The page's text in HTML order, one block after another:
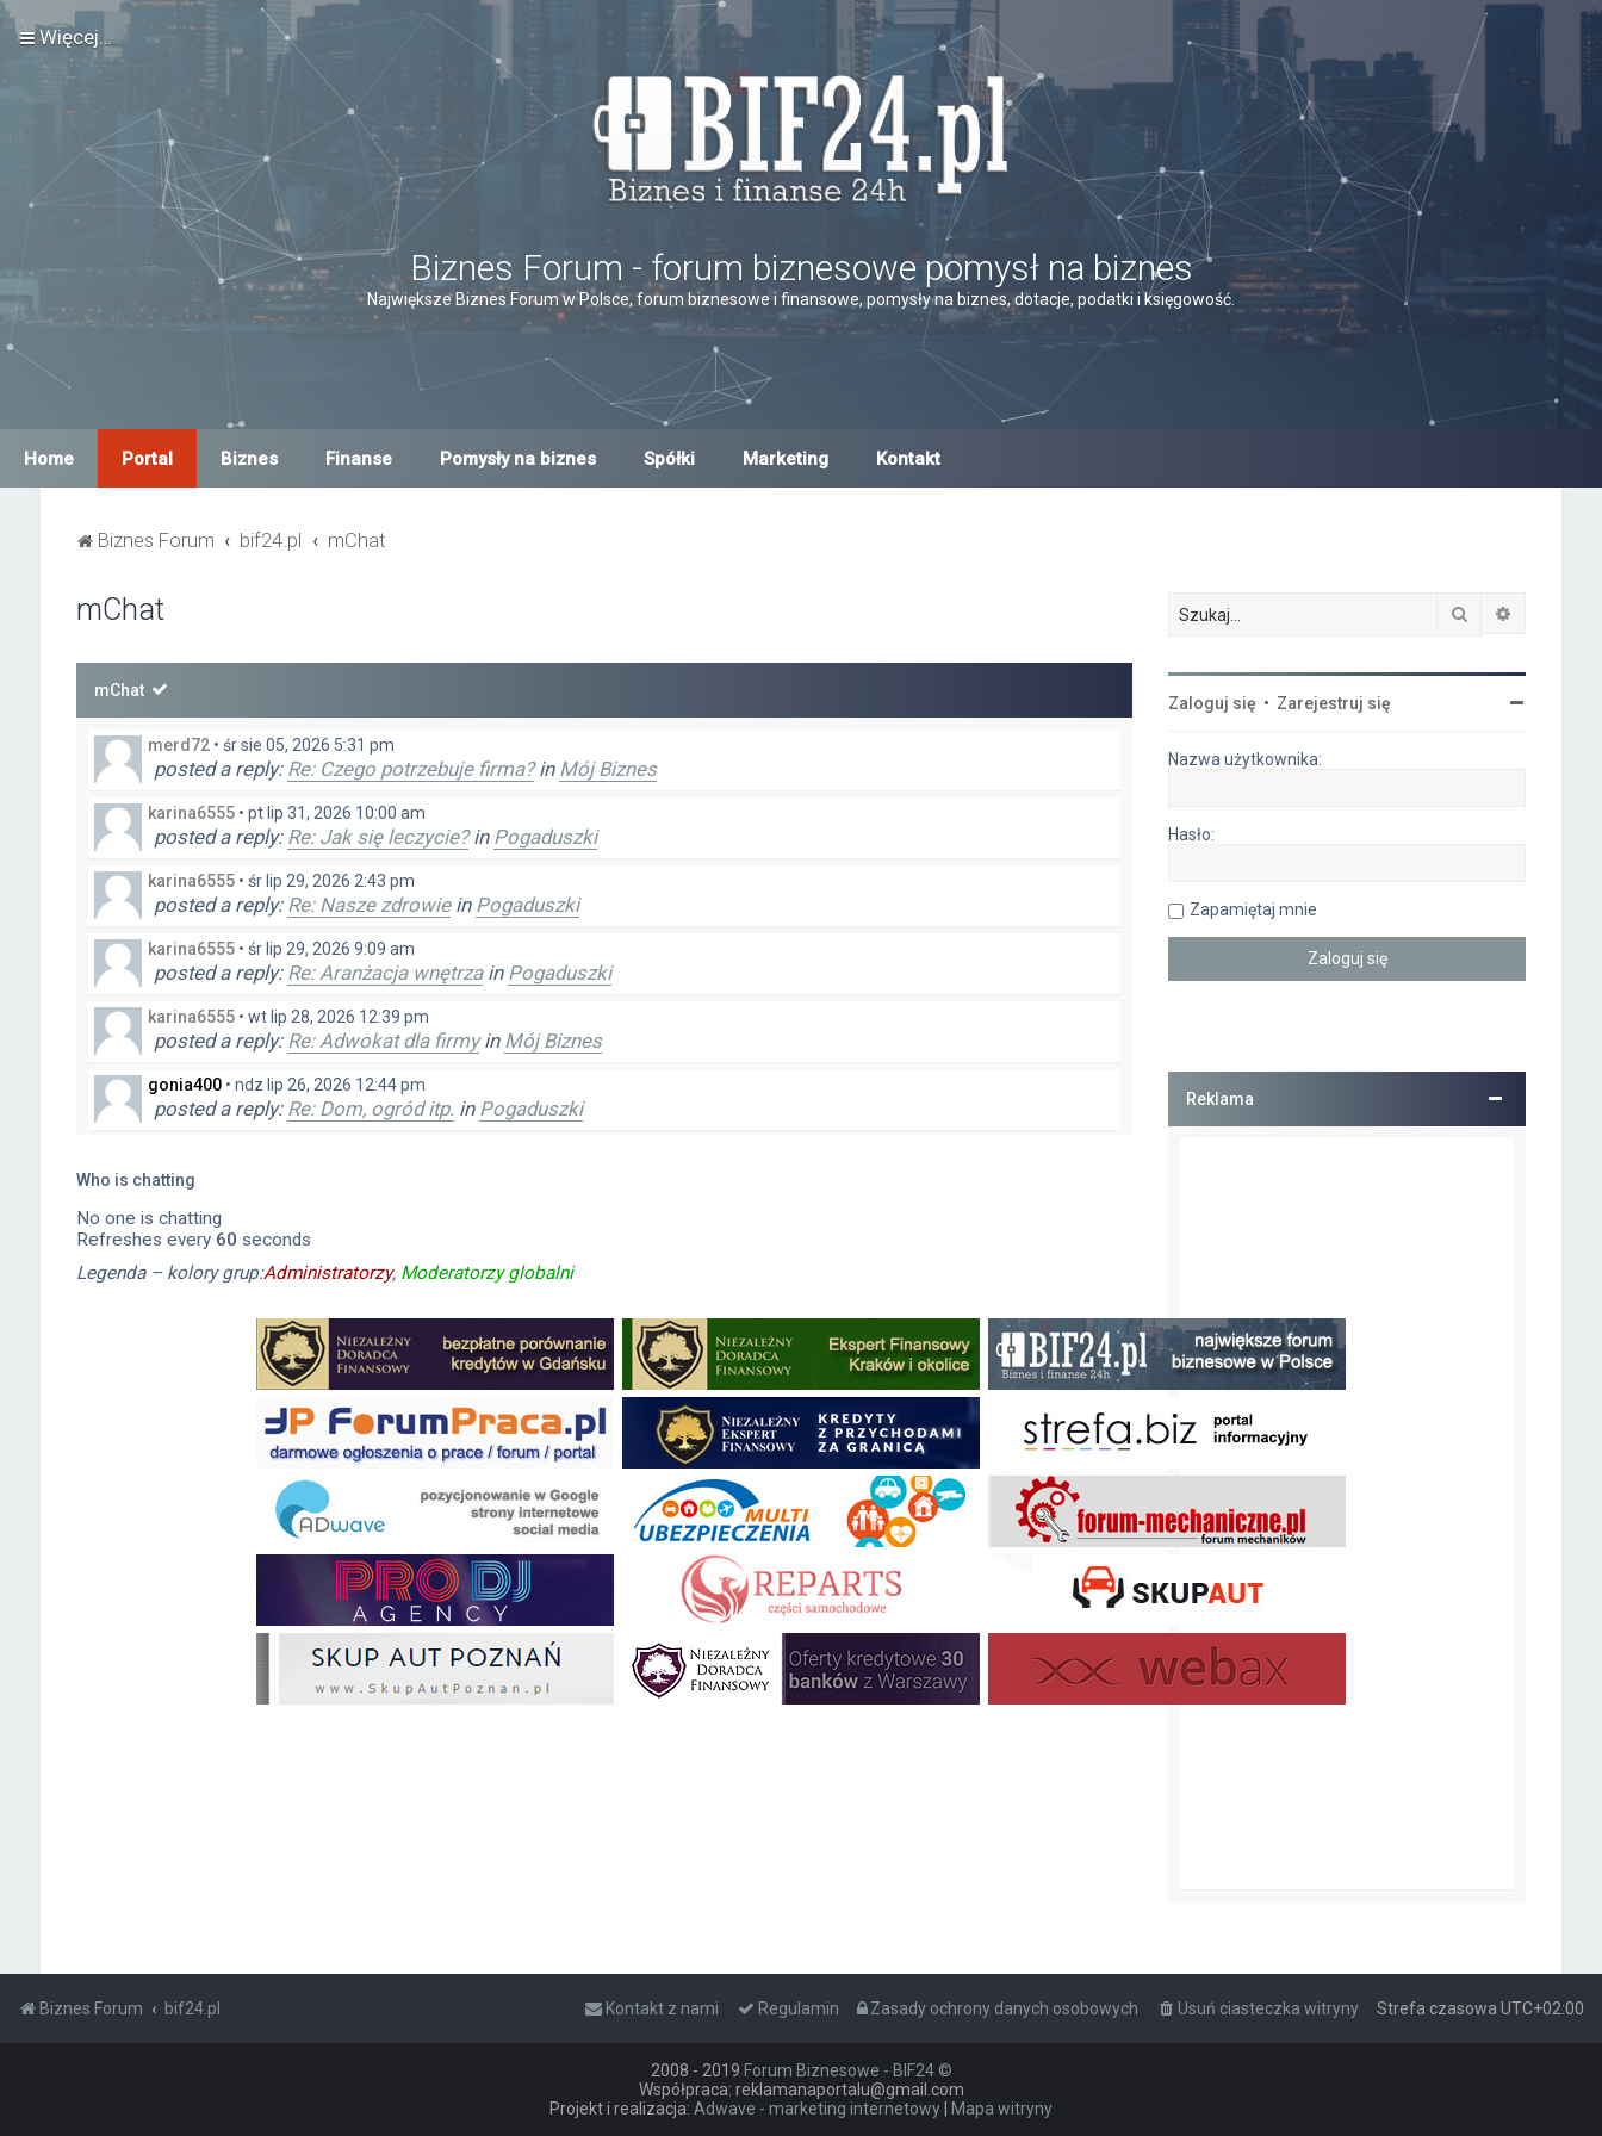
Więcej…
Biznes Forum - forum biznesowe pomysł na biznes
Największe Biznes Forum w Polsce, forum biznesowe i finansowe, pomysły na biznes, dotacje, podatki i księgowość.
Home Portal Biznes Finanse Pomysły na biznes Spółki Marketing Kontakt
Biznes Forum bif24.pl mChat
mChat
mChat
merd72• śr sie 05, 2026 5:31 pm
posted a reply: Re: Czego potrzebuje firma?in Mój Biznes
karina6555• pt lip 31, 2026 10:00 am
posted a reply: Re: Jak się leczycie?in Pogaduszki
karina6555• śr lip 29, 2026 2:43 pm
posted a reply: Re: Nasze zdrowiein Pogaduszki
karina6555• śr lip 29, 2026 9:09 am
posted a reply: Re: Aranżacja wnętrzain Pogaduszki
karina6555• wt lip 28, 2026 12:39 pm
posted a reply: Re: Adwokat dla firmyin Mój Biznes
gonia400• ndz lip 26, 2026 12:44 pm
posted a reply: Re: Dom, ogród itp. in Pogaduszki
posted a reply:
Danuśka•
posted a reply:Re: Prezenty
Danuśka •pn kwie 27, 2026 10:34 am
posted a reply:Re: prezent dla facetainPomysł na biznes
wt kwie 14, 2026 11:01 am
posted a reply:Re: Oszczędzanie na emeryturę - Wasze sposobyinBanki i instytucje finansowe
Who is chatting
No one is chatting
Refreshes every 60 seconds
Legenda – kolory grup:Administratorzy, Moderatorzy globalni
Szukaj
Zaloguj się • Zarejestruj się
Nazwa użytkownika:
Hasło:
Zapamiętaj mnie
Reklama
Biznes Forum bif24.pl Strefa czasowa UTC+02:00
Usuń ciasteczka witryny
Zasady ochrony danych osobowych
Regulamin
Kontakt z nami
2008 - 2019 Forum Biznesowe - BIF24 ©
Współpraca: reklamanaportalu@gmail.com
Projekt i realizacja: Adwave - marketing internetowy Mapa witryny